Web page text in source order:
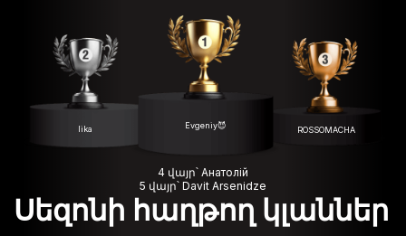
Evgeniy😈
lika ROSSOMACHA
4 վայր՝ Анатолій
5 վայր՝ Davit Arsenidze
Սեզոնի հաղթող կլաններ